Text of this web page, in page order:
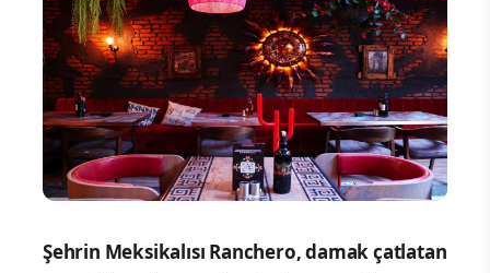
Şehrin Meksikalısı Ranchero, damak çatlatan